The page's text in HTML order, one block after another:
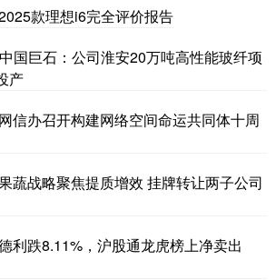
款理想i6完全评价报告
国巨石：公司淮安20万吨高性能玻纤项
产
信办召开构建网络空间命运共同体十周
蔬战略聚焦提质增效 挂牌转让两子公司
利跌8.11%，沪股通龙虎榜上净卖出